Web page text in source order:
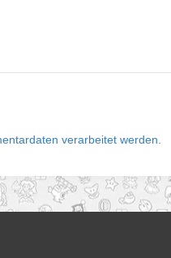
verarbeitet werden.